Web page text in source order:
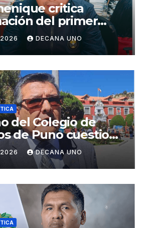
critica
del primer
ministerial de Keiko
DECANA UNO
del Colegio de
de Puno cuestiona
sobre seguridad
DECANA UNO